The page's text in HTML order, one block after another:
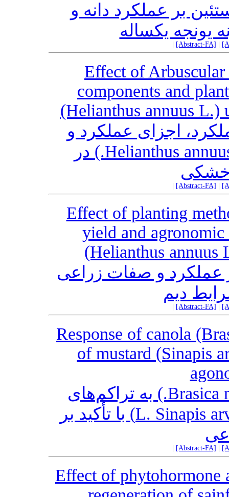
بر عملکرد دانه و
یونجه یکساله
[Abstract-FA]
Effect of
components and
(Helianthus annuus L.)
اجزای عملکرد و
صفات گیاهی آفتابگردان (Helianthus annuus L.) در
خشکی
[Abstract-FA]
Effect of planting
yield and
(Helianthus annuus
عملکرد و صفات زراعی
دیم
[Abstract-FA]
Response of canola
of mustard (Sinapis
عکس‌العمل گیاه کلزا(Brasica napus L.) به تراکم‌های
علف‌ هرز خردل وحشی (L. Sinapis arvensis) با تأکید بر
[Abstract-FA]
Effect of phytohormone